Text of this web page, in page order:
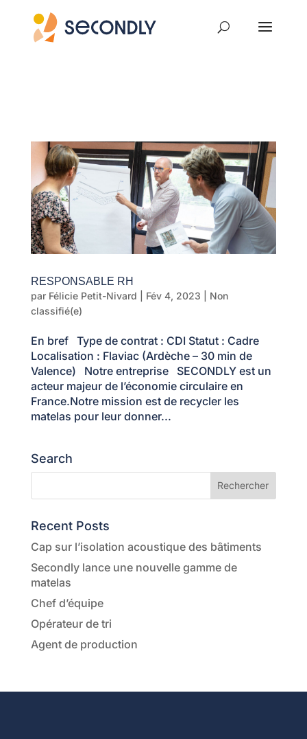
RESPONSABLE RH
par Félicie Petit-Nivard Fév 4, 2023
Non
classifié(e)
En bref Type de contrat : CDI Statut : Cadre
Localisation : Flaviac (Ardèche – 30 min de
Valence) Notre entreprise SECONDLY est un
acteur majeur de l’économie circulaire en
France.Notre mission est de recycler les
matelas pour leur donner...
Search
Recent Posts
Cap sur l’isolation acoustique des bâtiments
Secondly lance une nouvelle gamme de
matelas
Chef d’équipe
Opérateur de tri
Agent de production